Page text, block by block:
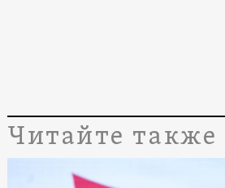
Читайте также